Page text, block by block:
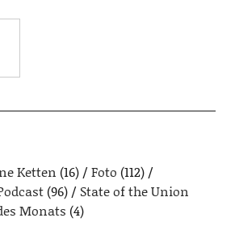
Ketten (16) Foto (112)
(96)
State of the Union
Monats (4)